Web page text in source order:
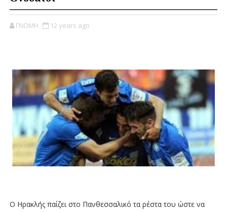
ΓΝΩΜΗ 12 years ago
Ο Ηρακλής παίζει στο Πανθεσσαλικό τα ρέστα του ώστε να